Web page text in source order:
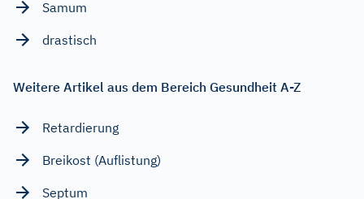
Samum
drastisch
Weitere Artikel aus dem Bereich Gesundheit A-Z
Retardierung
Breikost (Auflistung)
Septum